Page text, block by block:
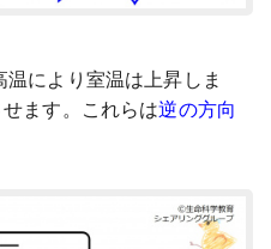
により室温は上昇しま
ます。これらは逆の方向